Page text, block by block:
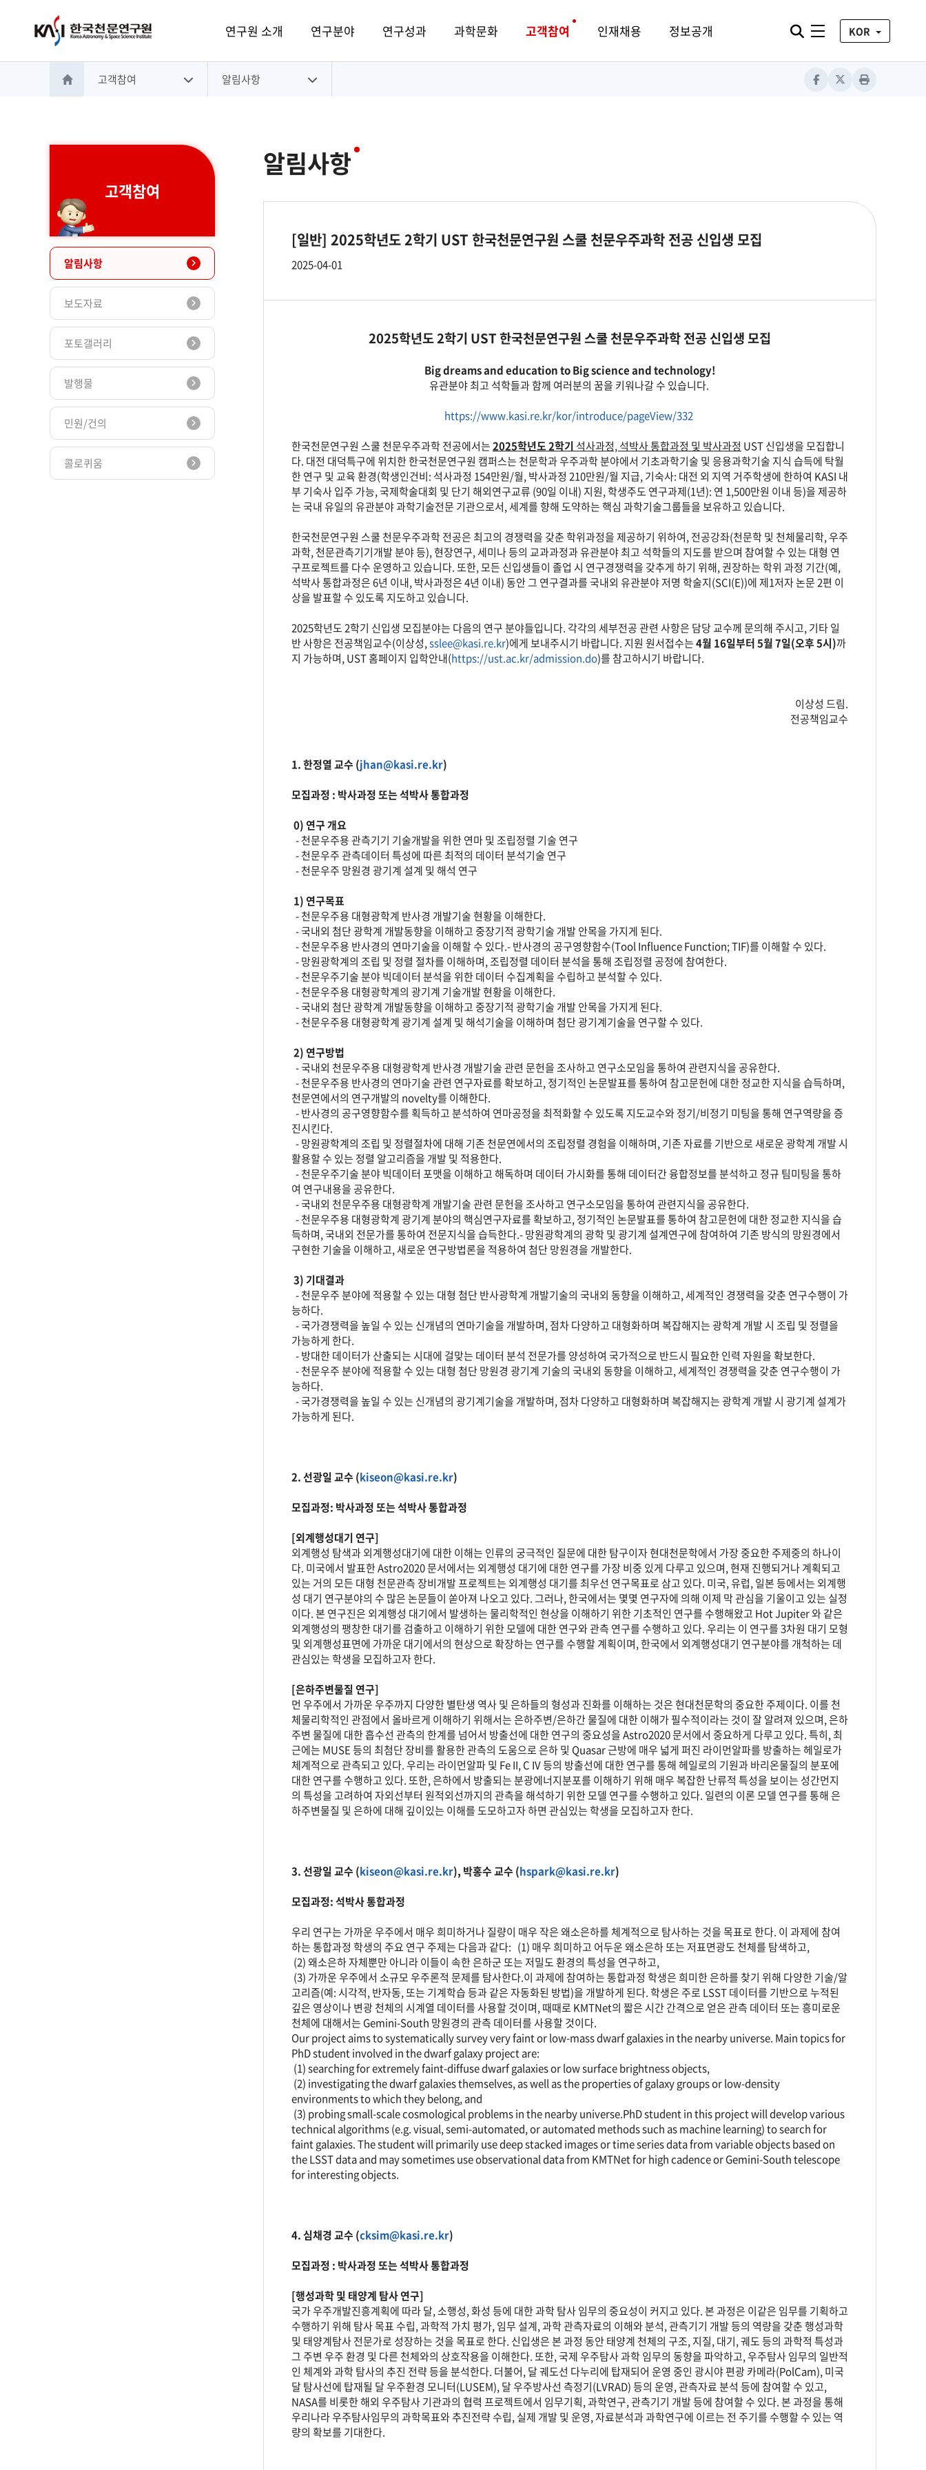
주메뉴연구원 소개 연구분야 연구성과 과학문화 고객참여 인재채용 정보공개 통합검색 열기
전체메뉴KOR
홈으로 이동
고객참여 알림사항 Facebook
X Print
고객참여
알림사항
보도자료
포토갤러리
발행물
민원/건의
콜로퀴움
알림사항
[일반] 2025학년도 2학기 UST 한국천문연구원 스쿨 천문우주과학 전공 신입생 모집
2025-04-01
2025학년도 2학기 UST 한국천문연구원 스쿨 천문우주과학 전공 신입생 모집
Big dreams and education to Big science and technology!
유관분야 최고 석학들과 함께 여러분의 꿈을 키워나갈 수 있습니다.
https://www.kasi.re.kr/kor/introduce/pageView/332
한국천문연구원 스쿨 천문우주과학 전공에서는2025학년도 2학기 석사과정, 석박사 통합과정 및 박사과정 UST 신입생을 모집합니
다. 대전 대덕특구에 위치한 한국천문연구원 캠퍼스는 천문학과 우주과학 분야에서 기초과학기술 및 응용과학기술 지식 습득에 탁월
한 연구 및 교육 환경(학생인건비: 석사과정 154만원/월, 박사과정 210만원/월 지급, 기숙사: 대전 외 지역 거주학생에 한하여 KASI 내
부 기숙사 입주 가능, 국제학술대회 및 단기 해외연구교류 (90일 이내) 지원, 학생주도 연구과제(1년): 연 1,500만원 이내 등)을 제공하
는 국내 유일의 유관분야 과학기술전문 기관으로서, 세계를 향해 도약하는 핵심 과학기술그룹들을 보유하고 있습니다.
한국천문연구원 스쿨 천문우주과학 전공은 최고의 경쟁력을 갖춘 학위과정을 제공하기 위하여, 전공강좌(천문학 및 천체물리학, 우주
과학, 천문관측기기개발 분야 등), 현장연구, 세미나 등의 교과과정과 유관분야 최고 석학들의 지도를 받으며 참여할 수 있는 대형 연
구프로젝트를 다수 운영하고 있습니다. 또한, 모든 신입생들이 졸업 시 연구경쟁력을 갖추게 하기 위해, 권장하는 학위 과정 기간(예,
석박사 통합과정은 6년 이내, 박사과정은 4년 이내) 동안 그 연구결과를 국내외 유관분야 저명 학술지(SCI(E))에 제1저자 논문 2편 이
상을 발표할 수 있도록 지도하고 있습니다.
2025학년도 2학기 신입생 모집분야는 다음의 연구 분야들입니다. 각각의 세부전공 관련 사항은 담당 교수께 문의해 주시고, 기타 일
반 사항은 전공책임교수(이상성,sslee@kasi.re.kr)에게 보내주시기 바랍니다. 지원 원서접수는4월 16일부터 5월 7일(오후 5시)까
지 가능하며, UST 홈페이지 입학안내(https://ust.ac.kr/admission.do)를 참고하시기 바랍니다.
이상성 드림.
전공책임교수
1. 한정열 교수 (jhan@kasi.re.kr)
모집과정 : 박사과정 또는 석박사 통합과정
0) 연구 개요
- 천문우주용 관측기기 기술개발을 위한 연마 및 조립정렬 기술 연구
- 천문우주 관측데이터 특성에 따른 최적의 데이터 분석기술 연구
- 천문우주 망원경 광기계 설계 및 해석 연구
1) 연구목표
- 천문우주용 대형광학계 반사경 개발기술 현황을 이해한다.
- 국내외 첨단 광학계 개발동향을 이해하고 중장기적 광학기술 개발 안목을 가지게 된다.
- 천문우주용 반사경의 연마기술을 이해할 수 있다.- 반사경의 공구영향함수(Tool Influence Function; TIF)를 이해할 수 있다.
- 망원광학계의 조립 및 정렬 절차를 이해하며, 조립정렬 데이터 분석을 통해 조립정렬 공정에 참여한다.
- 천문우주기술 분야 빅데이터 분석을 위한 데이터 수집계획을 수립하고 분석할 수 있다.
- 천문우주용 대형광학계의 광기계 기술개발 현황을 이해한다.
- 국내외 첨단 광학계 개발동향을 이해하고 중장기적 광학기술 개발 안목을 가지게 된다.
- 천문우주용 대형광학계 광기계 설계 및 해석기술을 이해하며 첨단 광기계기술을 연구할 수 있다.
2) 연구방법
- 국내외 천문우주용 대형광학계 반사경 개발기술 관련 문헌을 조사하고 연구소모임을 통하여 관련지식을 공유한다.
- 천문우주용 반사경의 연마기술 관련 연구자료를 확보하고, 정기적인 논문발표를 통하여 참고문헌에 대한 정교한 지식을 습득하며,
천문연에서의 연구개발의 novelty를 이해한다.
- 반사경의 공구영향함수를 획득하고 분석하여 연마공정을 최적화할 수 있도록 지도교수와 정기/비정기 미팅을 통해 연구역량을 증
진시킨다.
- 망원광학계의 조립 및 정렬절차에 대해 기존 천문연에서의 조립정렬 경험을 이해하며, 기존 자료를 기반으로 새로운 광학계 개발 시
활용할 수 있는 정렬 알고리즘을 개발 및 적용한다.
- 천문우주기술 분야 빅데이터 포맷을 이해하고 해독하며 데이터 가시화를 통해 데이터간 융합정보를 분석하고 정규 팀미팅을 통하
여 연구내용을 공유한다.
- 국내외 천문우주용 대형광학계 개발기술 관련 문헌을 조사하고 연구소모임을 통하여 관련지식을 공유한다.
- 천문우주용 대형광학계 광기계 분야의 핵심연구자료를 확보하고, 정기적인 논문발표를 통하여 참고문헌에 대한 정교한 지식을 습
득하며, 국내외 전문가를 통하여 전문지식을 습득한다.- 망원광학계의 광학 및 광기계 설계연구에 참여하여 기존 방식의 망원경에서
구현한 기술을 이해하고, 새로운 연구방법론을 적용하여 첨단 망원경을 개발한다.
3) 기대결과
- 천문우주 분야에 적용할 수 있는 대형 첨단 반사광학계 개발기술의 국내외 동향을 이해하고, 세계적인 경쟁력을 갖춘 연구수행이 가
능하다.
- 국가경쟁력을 높일 수 있는 신개념의 연마기술을 개발하며, 점차 다양하고 대형화하며 복잡해지는 광학계 개발 시 조립 및 정렬을
가능하게 한다.
- 방대한 데이터가 산출되는 시대에 걸맞는 데이터 분석 전문가를 양성하여 국가적으로 반드시 필요한 인력 자원을 확보한다.
- 천문우주 분야에 적용할 수 있는 대형 첨단 망원경 광기계 기술의 국내외 동향을 이해하고, 세계적인 경쟁력을 갖춘 연구수행이 가
능하다.
- 국가경쟁력을 높일 수 있는 신개념의 광기계기술을 개발하며, 점차 다양하고 대형화하며 복잡해지는 광학계 개발 시 광기계 설계가
가능하게 된다.
2. 선광일 교수 (kiseon@kasi.re.kr)
모집과정: 박사과정 또는 석박사 통합과정
[외계행성대기 연구]
외계행성 탐색과 외계행성대기에 대한 이해는 인류의 궁극적인 질문에 대한 탐구이자 현대천문학에서 가장 중요한 주제중의 하나이
다. 미국에서 발표한 Astro2020 문서에서는 외계행성 대기에 대한 연구를 가장 비중 있게 다루고 있으며, 현재 진행되거나 계획되고
있는 거의 모든 대형 천문관측 장비개발 프로젝트는 외계행성 대기를 최우선 연구목표로 삼고 있다. 미국, 유럽, 일본 등에서는 외계행
성 대기 연구분야의 수 많은 논문들이 쏟아져 나오고 있다. 그러나, 한국에서는 몇몇 연구자에 의해 이제 막 관심을 기울이고 있는 실정
이다. 본 연구진은 외계행성 대기에서 발생하는 물리학적인 현상을 이해하기 위한 기초적인 연구를 수행해왔고 Hot Jupiter 와 같은
외계행성의 팽창한 대기를 검출하고 이해하기 위한 모델에 대한 연구와 관측 연구를 수행하고 있다. 우리는 이 연구를 3차원 대기 모형
및 외계행성표면에 가까운 대기에서의 현상으로 확장하는 연구를 수행할 계획이며, 한국에서 외계행성대기 연구분야를 개척하는 데
관심있는 학생을 모집하고자 한다.
[은하주변물질 연구]
먼 우주에서 가까운 우주까지 다양한 별탄생 역사 및 은하들의 형성과 진화를 이해하는 것은 현대천문학의 중요한 주제이다. 이를 천
체물리학적인 관점에서 올바르게 이해하기 위해서는 은하주변/은하간 물질에 대한 이해가 필수적이라는 것이 잘 알려져 있으며, 은하
주변 물질에 대한 흡수선 관측의 한계를 넘어서 방출선에 대한 연구의 중요성을 Astro2020 문서에서 중요하게 다루고 있다. 특히, 최
근에는 MUSE 등의 최첨단 장비를 활용한 관측의 도움으로 은하 및 Quasar 근방에 매우 넓게 퍼진 라이먼알파를 방출하는 헤일로가
체계적으로 관측되고 있다. 우리는 라이먼알파 및 Fe II, C IV 등의 방출선에 대한 연구를 통해 헤일로의 기원과 바리온물질의 분포에
대한 연구를 수행하고 있다. 또한, 은하에서 방출되는 분광에너지분포를 이해하기 위해 매우 복잡한 난류적 특성을 보이는 성간먼지
의 특성을 고려하여 자외선부터 원적외선까지의 관측을 해석하기 위한 모델 연구를 수행하고 있다. 일련의 이론 모델 연구를 통해 은
하주변물질 및 은하에 대해 깊이있는 이해를 도모하고자 하면 관심있는 학생을 모집하고자 한다.
3. 선광일 교수 (kiseon@kasi.re.kr), 박홍수 교수 (hspark@kasi.re.kr)
모집과정: 석박사 통합과정
우리 연구는 가까운 우주에서 매우 희미하거나 질량이 매우 작은 왜소은하를 체계적으로 탐사하는 것을 목표로 한다. 이 과제에 참여
하는 통합과정 학생의 주요 연구 주제는 다음과 같다: (1) 매우 희미하고 어두운 왜소은하 또는 저표면광도 천체를 탐색하고,
(2) 왜소은하 자체뿐만 아니라 이들이 속한 은하군 또는 저밀도 환경의 특성을 연구하고,
(3) 가까운 우주에서 소규모 우주론적 문제를 탐사한다.이 과제에 참여하는 통합과정 학생은 희미한 은하를 찾기 위해 다양한 기술/알
고리즘(예: 시각적, 반자동, 또는 기계학습 등과 같은 자동화된 방법)을 개발하게 된다. 학생은 주로 LSST 데이터를 기반으로 누적된
깊은 영상이나 변광 천체의 시계열 데이터를 사용할 것이며, 때때로 KMTNet의 짧은 시간 간격으로 얻은 관측 데이터 또는 흥미로운
천체에 대해서는 Gemini-South 망원경의 관측 데이터를 사용할 것이다.
Our project aims to systematically survey very faint or low-mass dwarf galaxies in the nearby universe. Main topics for
PhD student involved in the dwarf galaxy project are:
(1) searching for extremely faint-diffuse dwarf galaxies or low surface brightness objects,
(2) investigating the dwarf galaxies themselves, as well as the properties of galaxy groups or low-density
environments to which they belong, and
(3) probing small-scale cosmological problems in the nearby universe.PhD student in this project will develop various
technical algorithms (e.g. visual, semi-automated, or automated methods such as machine learning) to search for
faint galaxies. The student will primarily use deep stacked images or time series data from variable objects based on
the LSST data and may sometimes use observational data from KMTNet for high cadence or Gemini-South telescope
for interesting objects.
4. 심채경 교수 (cksim@kasi.re.kr)
모집과정 : 박사과정 또는 석박사 통합과정
[행성과학 및 태양계 탐사 연구]
국가 우주개발진흥계획에 따라 달, 소행성, 화성 등에 대한 과학 탐사 임무의 중요성이 커지고 있다. 본 과정은 이같은 임무를 기획하고
수행하기 위해 탐사 목표 수립, 과학적 가치 평가, 임무 설계, 과학 관측자료의 이해와 분석, 관측기기 개발 등의 역량을 갖춘 행성과학
및 태양계탐사 전문가로 성장하는 것을 목표로 한다. 신입생은 본 과정 동안 태양계 천체의 구조, 지질, 대기, 궤도 등의 과학적 특성과
그 주변 우주 환경 및 다른 천체와의 상호작용을 이해한다. 또한, 국제 우주탐사 과학 임무의 동향을 파악하고, 우주탐사 임무의 일반적
인 체계와 과학 탐사의 추진 전략 등을 분석한다. 더불어, 달 궤도선 다누리에 탑재되어 운영 중인 광시야 편광 카메라(PolCam), 미국
달 탐사선에 탑재될 달 우주환경 모니터(LUSEM), 달 우주방사선 측정기(LVRAD) 등의 운영, 관측자료 분석 등에 참여할 수 있고,
NASA를 비롯한 해외 우주탐사 기관과의 협력 프로젝트에서 임무기획, 과학연구, 관측기기 개발 등에 참여할 수 있다. 본 과정을 통해
우리나라 우주탐사임무의 과학목표와 추진전략 수립, 실제 개발 및 운영, 자료분석과 과학연구에 이르는 전 주기를 수행할 수 있는 역
량의 확보를 기대한다.